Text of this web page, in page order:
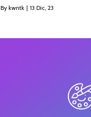
By kwntk | 13 Dic, 23